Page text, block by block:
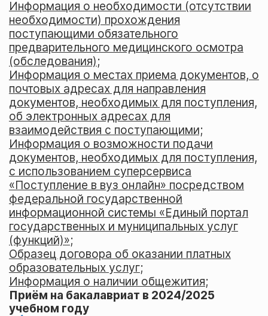
Информация о необходимости (отсутствии
необходимости) прохождения
поступающими обязательного
предварительного медицинского осмотра
(обследования);
Информация о местах приема документов, о
почтовых адресах для направления
документов, необходимых для поступления,
об электронных адресах для
взаимодействия с поступающими;
Информация о возможности подачи
документов, необходимых для поступления,
с использованием суперсервиса
«Поступление в вуз онлайн» посредством
федеральной государственной
информационной системы «Единый портал
государственных и муниципальных услуг
(функций)»;
Образец договора об оказании платных
образовательных услуг;
Информация о наличии общежития;
Приём на бакалавриат в 2024/2025
учебном году